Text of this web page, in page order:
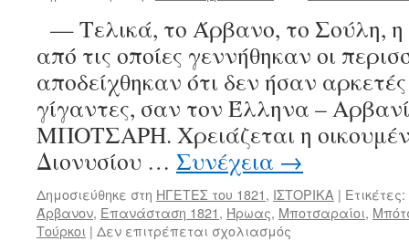
— Τελικά, το Άρβανο, το Σούλη, η
από τις οποίες γεννήθηκαν οι
αποδείχθηκαν ότι δεν ήσαν
γίγαντες, σαν τον Έλληνα –
ΜΠΟΤΣΑΡΗ. Χρειάζεται η
Διονυσίου … Συνέχεια →
Δημοσιεύθηκε στη ΗΓΕΤΕΣ του 1821, ΙΣΤΟΡΙΚΑ | Ετικέτες:
Άρβανον, Επανάσταση 1821, Ήρωας, Μποτσαραίοι,
Τούρκοι | Δεν επιτρέπεται σχολιασμός